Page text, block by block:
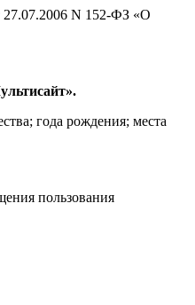
27.07.2006 N 152-ФЗ «О
года рождения; места
пользования